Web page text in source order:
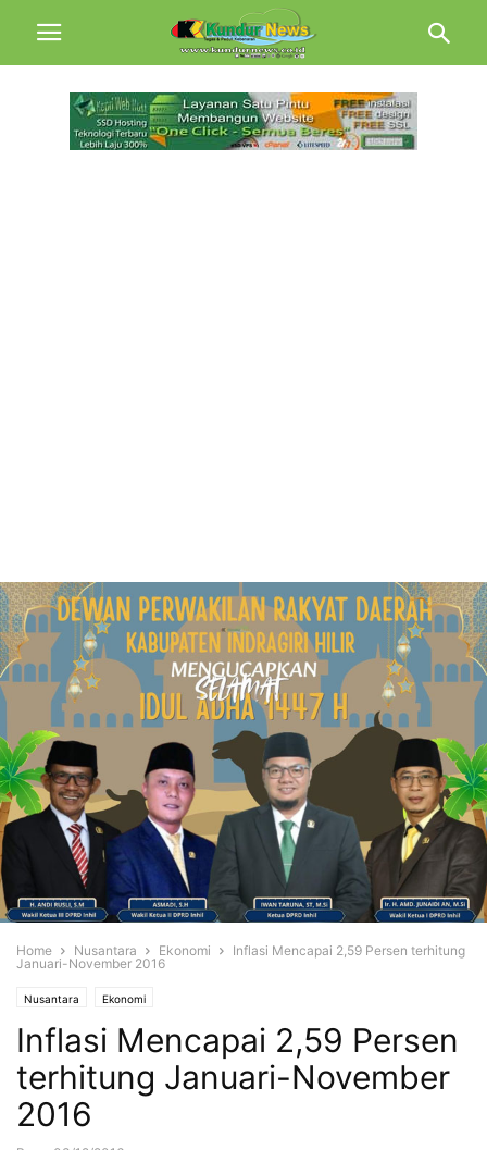
Home Nusantara Ekonomi
Inflasi Mencapai 2,59 Persen terhitung
Januari-November 2016
Nusantara Ekonomi
Inflasi Mencapai 2,59 Persen
terhitung Januari-November
2016